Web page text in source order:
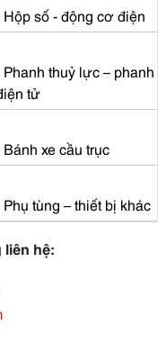
Hộp số - động cơ điện
Phanh thuỷ lực – phanh
tử
Bánh xe cầu trục
Phụ tùng – thiết bị khác
liên hệ: